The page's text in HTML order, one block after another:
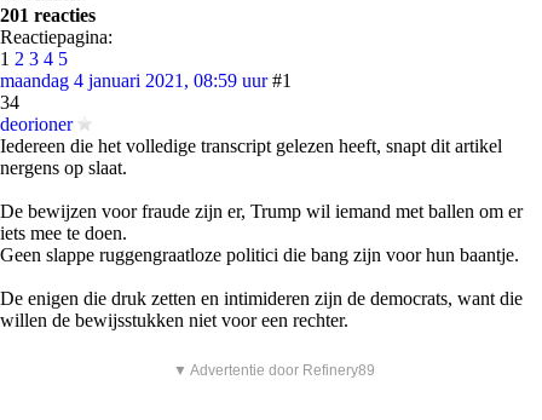
201 reacties
Reactiepagina:
1 2 3 4 5
maandag 4 januari 2021, 08:59 uur #1
34
deorioner
Iedereen die het volledige transcript gelezen heeft, snapt dit artikel
nergens op slaat.
De bewijzen voor fraude zijn er, Trump wil iemand met ballen om er
iets mee te doen.
Geen slappe ruggengraatloze politici die bang zijn voor hun baantje.
De enigen die druk zetten en intimideren zijn de democrats, want die
willen de bewijsstukken niet voor een rechter.
▼ Advertentie door Refinery89